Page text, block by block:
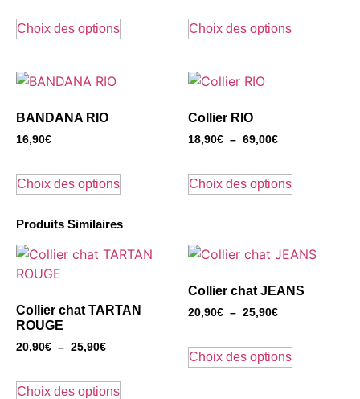
Choix des options Choix des options
BANDANA RIO
16,90€
Choix des options
Collier RIO
18,90€ – 69,00€
Choix des options
Produits Similaires
Collier chat TARTAN
ROUGE
20,90€ – 25,90€
Choix des options
Collier chat JEANS
20,90€ – 25,90€
Choix des options